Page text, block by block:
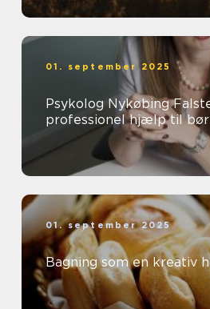
01. september 2025
Psykolog Nykøbing
professionel hjælp til
01. september 2025
Bagning som en kreativ